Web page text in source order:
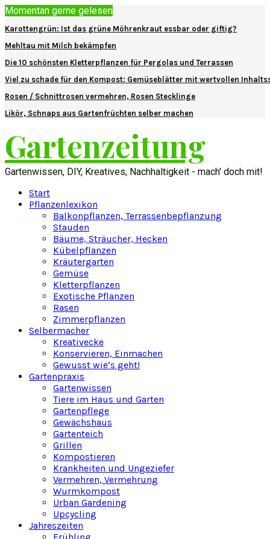
Momentan gerne gelesen
Karottengrün: Ist das grüne Möhrenkraut essbar oder giftig?
Mehltau mit Milch bekämpfen
Die 10 schönsten Kletterpflanzen für Pergolas und Terrassen
Viel zu schade für den Kompost: Gemüseblätter mit wertvollen
Rosen / Schnittrosen vermehren, Rosen Stecklinge
Likör, Schnaps aus Gartenfrüchten selber machen
Gartenzeitung
Gartenwissen, DIY, Kreatives, Nachhaltigkeit - mach' doch mit!
Start
Pflanzenlexikon
Balkonpflanzen, Terrassenbepflanzung
Stauden
Bäume, Sträucher, Hecken
Kübelpflanzen
Kräutergarten
Gemüse
Kletterpflanzen
Exotische Pflanzen
Rasen
Zimmerpflanzen
Selbermacher
Kreativecke
Konservieren, Einmachen
Gewusst wie’s geht!
Gartenpraxis
Gartenwissen
Tiere im Haus und Garten
Gartenpflege
Gewächshaus
Gartenteich
Grillen
Kompostieren
Krankheiten und Ungeziefer
Vermehren, Vermehrung
Wurmkompost
Urban Gardening
Upcycling
Jahreszeiten